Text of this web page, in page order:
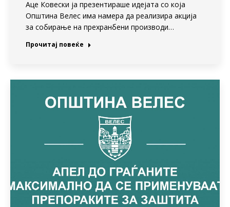
Аце Ковески ја презентираше идејата со која
Општина Велес има намера да реализира акција
за собирање на прехранбени производи…
Прочитај повеќе